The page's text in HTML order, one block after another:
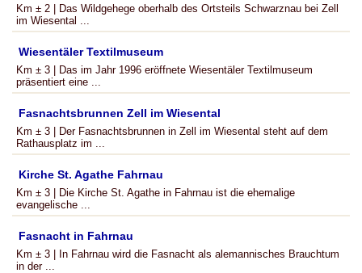
Km ± 2 | Das Wildgehege oberhalb des Ortsteils Schwarznau bei Zell
im Wiesental ...
Wiesentäler Textilmuseum
Km ± 3 | Das im Jahr 1996 eröffnete Wiesentäler Textilmuseum
präsentiert eine ...
Fasnachtsbrunnen Zell im Wiesental
Km ± 3 | Der Fasnachtsbrunnen in Zell im Wiesental steht auf dem
Rathausplatz im ...
Kirche St. Agathe Fahrnau
Km ± 3 | Die Kirche St. Agathe in Fahrnau ist die ehemalige
evangelische ...
Fasnacht in Fahrnau
Km ± 3 | In Fahrnau wird die Fasnacht als alemannisches Brauchtum
in der ...